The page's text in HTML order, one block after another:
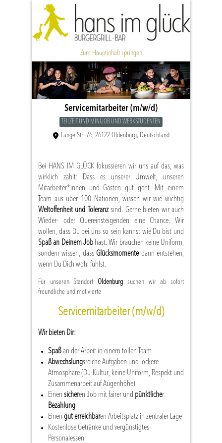
Zum Hauptinhalt springen
Servicemitarbeiter (m/w/d)
TEILZEIT UND MINIJOB UND WERKSTUDENTEN
Lange Str. 76, 26122 Oldenburg, Deutschland
Bei HANS IM GLÜCK fokussieren wir uns auf das, was
wirklich zählt: Dass es unserer Umwelt, unseren
Mitarbeiter*innen und Gästen gut geht. Mit einem
Team aus über 100 Nationen, wissen wir wie wichtig
Weltoffenheit und Toleranzsind. Gerne bieten wir auch
Wieder- oder Quereinsteigenden eine Chance. Wir
wollen, dass Du bei uns so sein kannst wie Du bist und
Spaß an Deinem Jobhast. Wir brauchen keine Uniform,
sondern wissen, dass Glücksmomentedann entstehen,
wenn Du Dich wohl fühlst.
Für unseren StandortOldenburg suchen wir ab sofort
freundliche und motivierte
Servicemitarbeiter (m/w/d)
Wir bieten Dir:
Spaßan der Arbeit in einem tollen Team
Abwechslungsreiche Aufgaben und lockere
Atmosphäre (Du-Kultur, keine Uniform, Respekt und
Zusammenarbeit auf Augenhöhe)
Einen sicheren Job mit fairer und pünktlicher
Bezahlung
Einen gut erreichbaren Arbeitsplatz in zentraler Lage
Kostenlose Getränke und vergünstigtes
Personalessen